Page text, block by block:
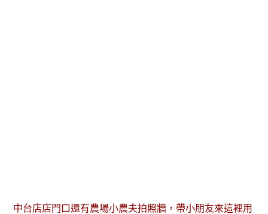
中台店店門口還有農場小農夫拍照牆，帶小朋友來這裡用